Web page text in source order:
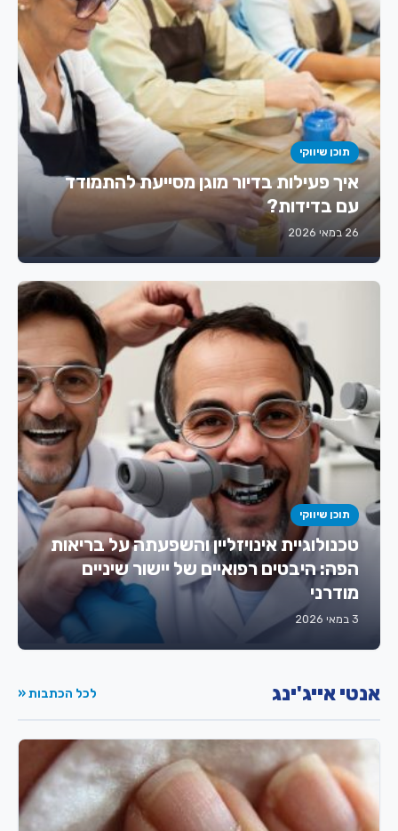
תוכן שיווקי
איך פעילות בדיור מוגן מסייעת להתמודד
עם בדידות?
26 במאי 2026
תוכן שיווקי
טכנולוגיית אינויזליין והשפעתה על בריאות
הפה: היבטים רפואיים של יישור שיניים
מודרני
3 במאי 2026
אנטי אייג'ינג לכל הכתבות «